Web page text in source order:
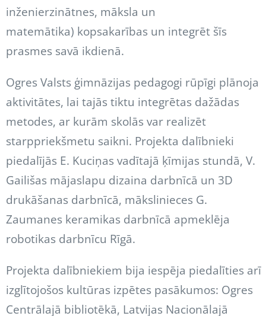
inženierzinātnes, māksla un
matemātika) kopsakarības un integrēt šīs
prasmes savā ikdienā.
Ogres Valsts ģimnāzijas pedagogi rūpīgi plānoja
aktivitātes, lai tajās tiktu integrētas dažādas
metodes, ar kurām skolās var realizēt
starppriekšmetu saikni. Projekta dalībnieki
piedalījās E. Kuciņas vadītajā ķīmijas stundā, V.
Gailišas mājaslapu dizaina darbnīcā un 3D
drukāšanas darbnīcā, mākslinieces G.
Zaumanes keramikas darbnīcā apmeklēja
robotikas darbnīcu Rīgā.
Projekta dalībniekiem bija iespēja piedalīties arī
izglītojošos kultūras izpētes pasākumos: Ogres
Centrālajā bibliotēkā, Latvijas Nacionālajā